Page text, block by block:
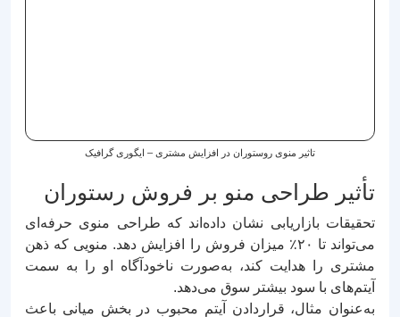
تاثیر منوی روستوران در افزایش مشتری – ایگوری گرافیک
تأثیر طراحی منو بر فروش رستوران
تحقیقات بازاریابی نشان داده‌اند که طراحی منوی حرفه‌ای
می‌تواند تا ۲۰٪ میزان فروش را افزایش دهد. منویی که ذهن
مشتری را هدایت کند، به‌صورت ناخودآگاه او را به سمت
آیتم‌های با سود بیشتر سوق می‌دهد.
به‌عنوان مثال، قراردادن آیتم محبوب در بخش میانی باعث